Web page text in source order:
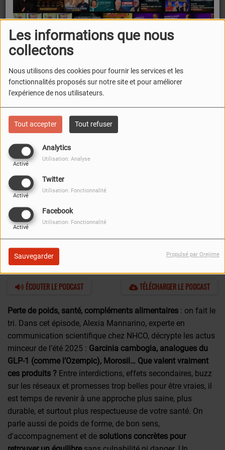
Les informations que nous
collectons
Nous utilisons des cookies pour fournir les services et les
fonctionnalités proposés sur notre site et pour améliorer
l'expérience de nos utilisateurs.
Tout accepter Tout refuser
Analytics
Activé
Utilisation: Analyse
Twitter
Activé
Utilisation: Fonctionnalité
Facebook
Activé
Utilisation: Fonctionnalité
Sauvegarder Propulsé par Orejime
ou solutions durables ?
ÉCOUTER LE PODCAST TÉLÉCHARGER LE PODCAST
Perte de poids, santé, compléments alimentaires : on fait le
tri. Dans cet épisode, Alexia Mannarino, experte en
communication scientifique chez NHCO, décrypte les actus
minceur de l’été 2025 : Garcinia cambogia, analogues du
GLP-1 (comme l’Ozempic), Morosil… Que valent vraiment
ces produits ? Entre interdictions, effets secondaires, buzz
sur les réseaux et promesses trop belles pour être vraies, il
est temps de revenir à une approche plus saine, plus
durable, et surtout plus respectueuse de votre santé. On
parle aussi de poids de forme, de bon sens,
d'accompagnement et de solutions concrètes pour